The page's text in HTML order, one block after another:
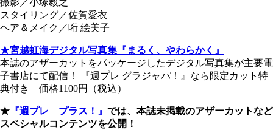
撮影／小塚毅之
スタイリング／佐賀愛衣
ヘア＆メイク／哘 絵美子
★宮越虹海デジタル写真集『まるく、やわらかく』
本誌のアザーカットをパッケージしたデジタル写真集が主要電
子書店にて配信！ 『週プレ グラジャパ！』なら限定カット特
典付き 価格1100円（税込）
★ 『週プレ プラス！』 では、本誌未掲載のアザーカットなど
スペシャルコンテンツを公開！